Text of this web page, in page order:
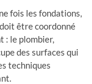
fois les fondations,
être coordonné
: le plombier,
des surfaces qui
techniques